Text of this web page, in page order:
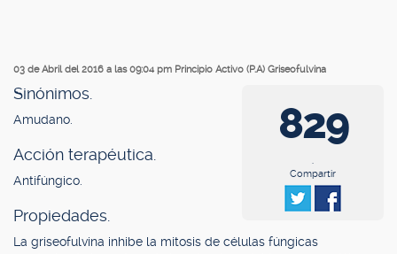
03 de Abril del 2016 a las 09:04 pm Principio Activo (P.A) Griseofulvina
829
.
Compartir
Sinónimos.
Amudano.
Acción terapéutica.
Antifúngico.
Propiedades.
La griseofulvina inhibe la mitosis de células fúngicas